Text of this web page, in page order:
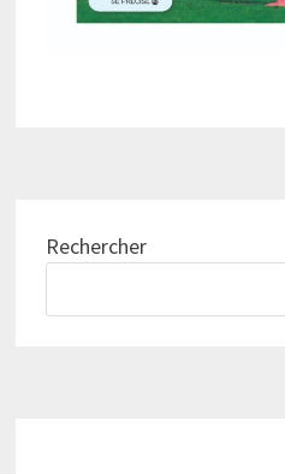
Rechercher